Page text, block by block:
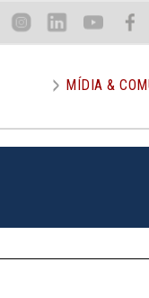
Inst Lin You Face
MÍDIA &